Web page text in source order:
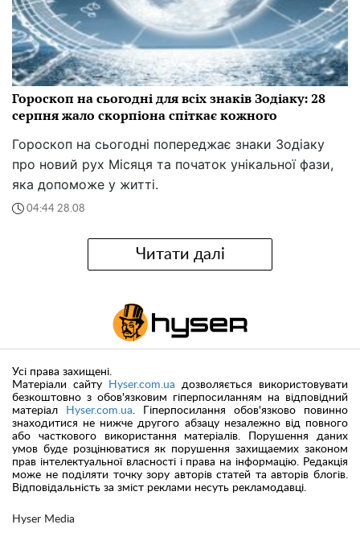
Гороскоп на сьогодні для всіх знаків Зодіаку: 28
серпня жало скорпіона спіткає кожного
Гороскоп на сьогодні попереджає знаки Зодіаку
про новий рух Місяця та початок унікальної фази,
яка допоможе у житті.
04:44 28.08
Читати далі
Hyser Media
Усі права захищені.
Матеріали сайту
Hyser.com.ua дозволяється використовувати
безкоштовно з обов'язковим гіперпосиланням на відповідний
матеріал
Hyser.com.ua. Гіперпосилання обов'язково повинно
знаходитися не нижче другого абзацу незалежно від повного
або часткового використання матеріалів. Порушення даних
умов буде розцінюватися як порушення захищаемих законом
прав інтелектуальної власності і права на інформацію. Редакція
може не поділяти точку зору авторів статей та авторів блогів.
Відповідальність за зміст реклами несуть рекламодавці.